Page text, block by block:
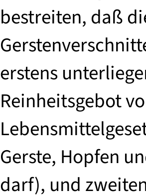
bestreiten, daß
erstens
Reinheitsgebot
Gerste, Hopfen
darf), und